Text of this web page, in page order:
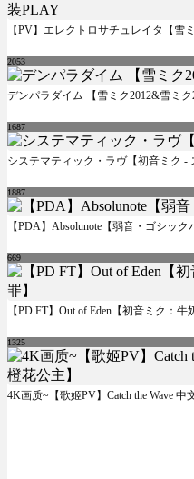
【PV】エレクトロサチュレイタ【雪
2053
デンパラダイム 【雪ミク2012&雪ミク
1687
システマティック・ラヴ【初音ミク -
1887
【PDA】Absolunote【弱音・ゴシック
669
【PD FT】Out of Eden【初音ミク：
1325
4K画质~【歌姬PV】Catch the Wave 中